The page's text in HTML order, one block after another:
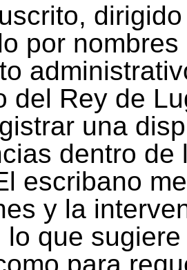
por
del Rey de
una
dentro
escribano
y la
lo que